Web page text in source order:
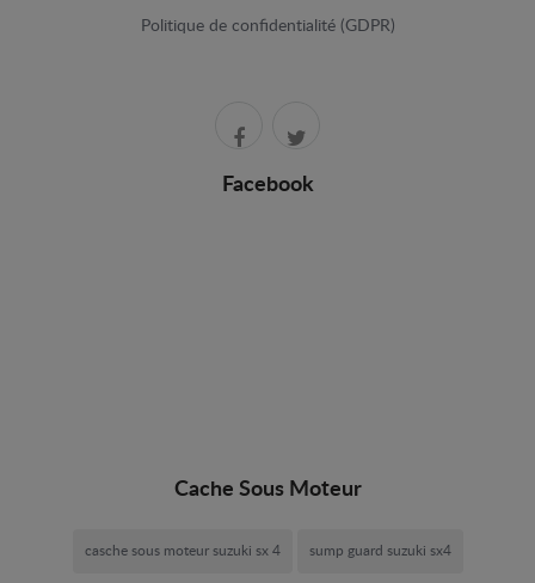
Politique de confidentialité (GDPR)
Facebook
Cache Sous Moteur
casche sous moteur suzuki sx 4 sump guard suzuki sx4